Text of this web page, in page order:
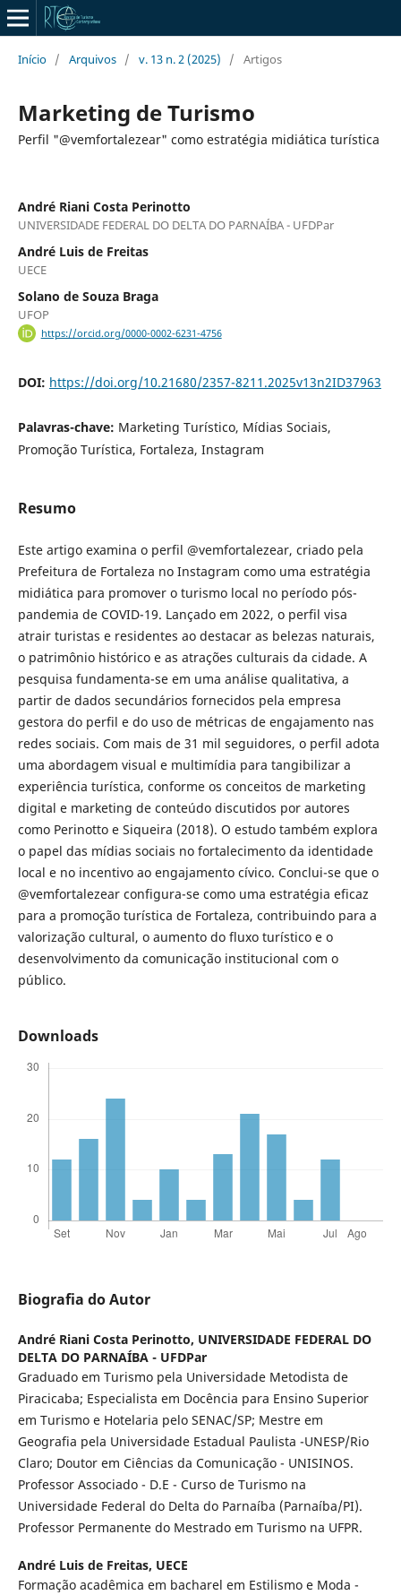
Início / Arquivos / v. 13 n. 2 (2025) / Artigos
Marketing de Turismo
Perfil "@vemfortalezear" como estratégia midiática turística
André Riani Costa Perinotto
UNIVERSIDADE FEDERAL DO DELTA DO PARNAÍBA - UFDPar
André Luis de Freitas
UECE
Solano de Souza Braga
UFOP
https://orcid.org/0000-0002-6231-4756
DOI: https://doi.org/10.21680/2357-8211.2025v13n2ID37963
Palavras-chave: Marketing Turístico, Mídias Sociais,
Promoção Turística, Fortaleza, Instagram
Resumo
Este artigo examina o perfil @vemfortalezear, criado pela
Prefeitura de Fortaleza no Instagram como uma estratégia
midiática para promover o turismo local no período pós-
pandemia de COVID-19. Lançado em 2022, o perfil visa
atrair turistas e residentes ao destacar as belezas naturais,
o patrimônio histórico e as atrações culturais da cidade. A
pesquisa fundamenta-se em uma análise qualitativa, a
partir de dados secundários fornecidos pela empresa
gestora do perfil e do uso de métricas de engajamento nas
redes sociais. Com mais de 31 mil seguidores, o perfil adota
uma abordagem visual e multimídia para tangibilizar a
experiência turística, conforme os conceitos de marketing
digital e marketing de conteúdo discutidos por autores
como Perinotto e Siqueira (2018). O estudo também explora
o papel das mídias sociais no fortalecimento da identidade
local e no incentivo ao engajamento cívico. Conclui-se que o
@vemfortalezear configura-se como uma estratégia eficaz
para a promoção turística de Fortaleza, contribuindo para a
valorização cultural, o aumento do fluxo turístico e o
desenvolvimento da comunicação institucional com o
público.
Downloads
Biografia do Autor
André Riani Costa Perinotto, UNIVERSIDADE FEDERAL DO
DELTA DO PARNAÍBA - UFDPar
Graduado em Turismo pela Universidade Metodista de
Piracicaba; Especialista em Docência para Ensino Superior
em Turismo e Hotelaria pelo SENAC/SP; Mestre em
Geografia pela Universidade Estadual Paulista -UNESP/Rio
Claro; Doutor em Ciências da Comunicação - UNISINOS.
Professor Associado - D.E - Curso de Turismo na
Universidade Federal do Delta do Parnaíba (Parnaíba/PI).
Professor Permanente do Mestrado em Turismo na UFPR.
André Luis de Freitas, UECE
Formação acadêmica em bacharel em Estilismo e Moda -